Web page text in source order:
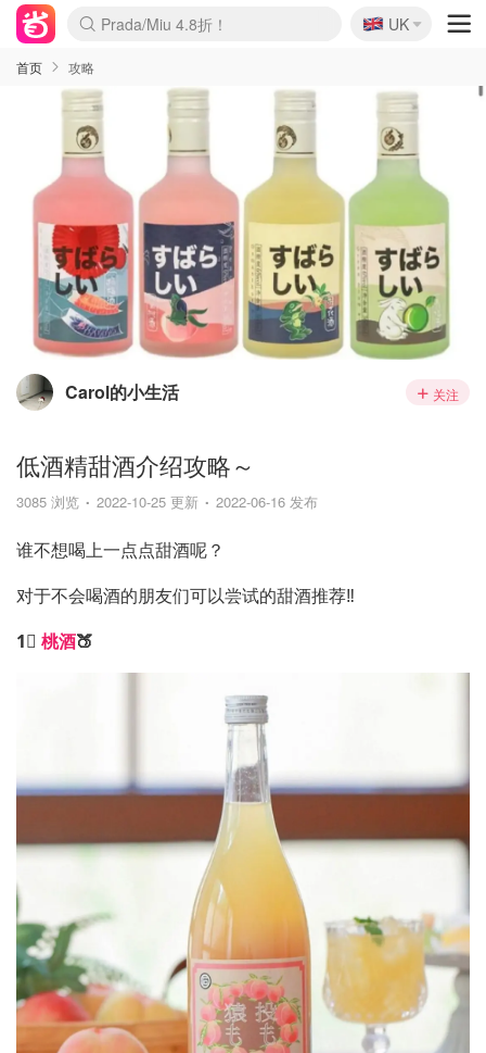
Prada/Miu 4.8折！
🇬🇧
UK
首页 攻略
Carol的小生活 关注
低酒精甜酒介绍攻略～
3085 浏览 2022-10-25 更新 2022-06-16 发布
谁不想喝上一点点甜酒呢？
对于不会喝酒的朋友们可以尝试的甜酒推荐‼️
1⃣️ 桃酒🍑